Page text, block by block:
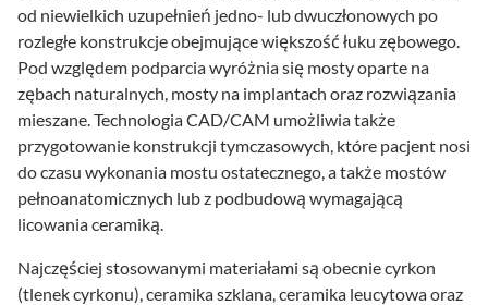
od niewielkich uzupełnień jedno- lub dwuczłonowych po
rozległe konstrukcje obejmujące większość łuku zębowego.
Pod względem podparcia wyróżnia się mosty oparte na
zębach naturalnych, mosty na implantach oraz rozwiązania
mieszane. Technologia CAD/CAM umożliwia także
przygotowanie konstrukcji tymczasowych, które pacjent nosi
do czasu wykonania mostu ostatecznego, a także mostów
pełnoanatomicznych lub z podbudową wymagającą
licowania ceramiką.
Najczęściej stosowanymi materiałami są obecnie cyrkon
(tlenek cyrkonu), ceramika szklana, ceramika leucytowa oraz